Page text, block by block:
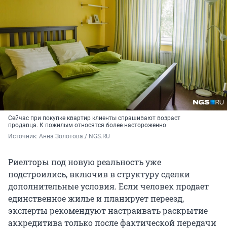
Сейчас при покупке квартир клиенты спрашивают возраст
продавца. К пожилым относятся более настороженно
Источник: Анна Золотова / NGS.RU
Риелторы под новую реальность уже
подстроились, включив в структуру сделки
дополнительные условия. Если человек продает
единственное жилье и планирует переезд,
эксперты рекомендуют настраивать раскрытие
аккредитива только после фактической передачи